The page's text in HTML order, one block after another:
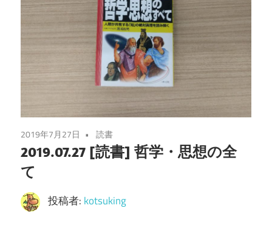
2019年7月27日 読書
2019.07.27 [読書] 哲学・思想の全
て
投稿者: kotsuking